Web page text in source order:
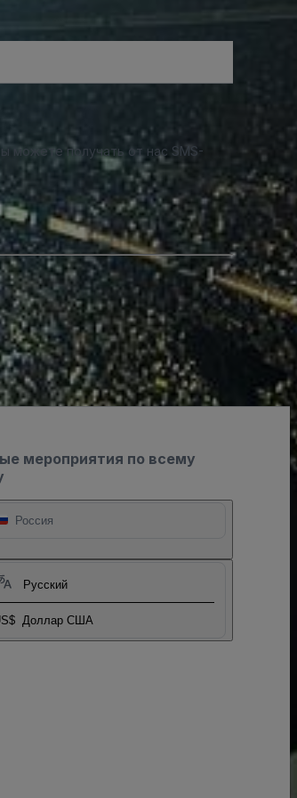
можете получать от нас SMS-
мероприятия по всему
Россия
Русский
Доллар США